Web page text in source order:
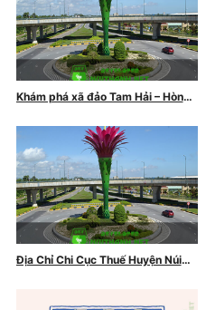
Khám phá xã đảo Tam Hải – Hòn
Địa Chỉ Chi Cục Thuế Huyện Núi